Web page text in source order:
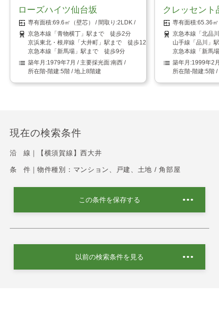
ローズハイツ仙台坂
69.6㎡（壁芯）
2LDK
京急本線「青物横丁」駅まで 徒歩2分
京浜東北・根岸線「大井町」駅まで 徒歩12分
京急本線「新馬場」駅まで 徒歩9分
1979年7月
南西
5階 / 地上8階建
クレッセント
65.36
京急本線「北品
山手線「品川」
京急本線「新馬
1999年2
5階 /
現在の検索条件
沿 線｜ 【横須賀線】西大井
条 件｜ 物件種別：マンション、戸建、土地 / 角部屋
この条件を保存する
以前の検索条件を見る